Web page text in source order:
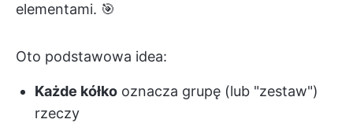
elementami. 🎯
Oto podstawowa idea:
Każde kółko oznacza grupę (lub "zestaw")
rzeczy